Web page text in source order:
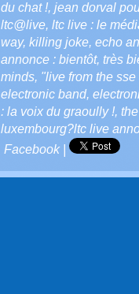
du chat !, jean dorval
ltc@live, ltc live : le
way, killing joke, echo
annonce : bientôt, très
minds, "live from the
electronic band,
: la voix du graoully !,
luxembourg?ltc live
Facebook|